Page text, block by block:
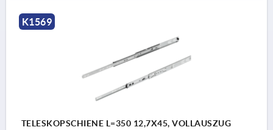
K1569
TELESKOPSCHIENE L=350 12,7X45, VOLLAUSZUG